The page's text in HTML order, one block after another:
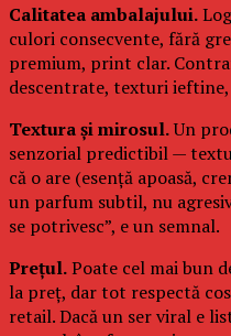
Calitatea ambalajului.
culori consecvente, fără
premium, print clar.
descentrate, texturi
Textura și mirosul.Un
senzorial predictibil —
că o are (esență apoasă,
un parfum subtil, nu
se potrivesc”, e un semnal.
Prețul.Poate cel mai bun
la preț, dar tot respectă
retail. Dacă un ser viral e